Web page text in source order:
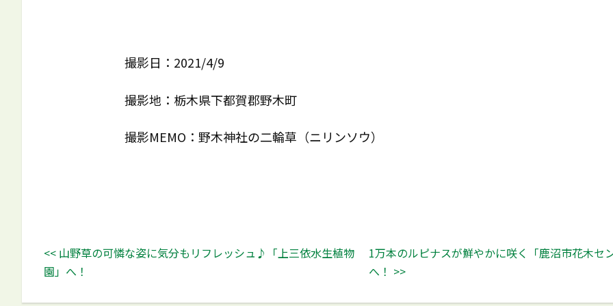
撮影日：2021/4/9
撮影地：栃木県下都賀郡野木町
撮影MEMO：野木神社の二輪草（ニリンソウ）
<< 山野草の可憐な姿に気分もリフレッシュ♪「上三依水生植物
園」へ！
1万本のルピナスが鮮やかに咲く「鹿沼市花木セ
へ！ >>